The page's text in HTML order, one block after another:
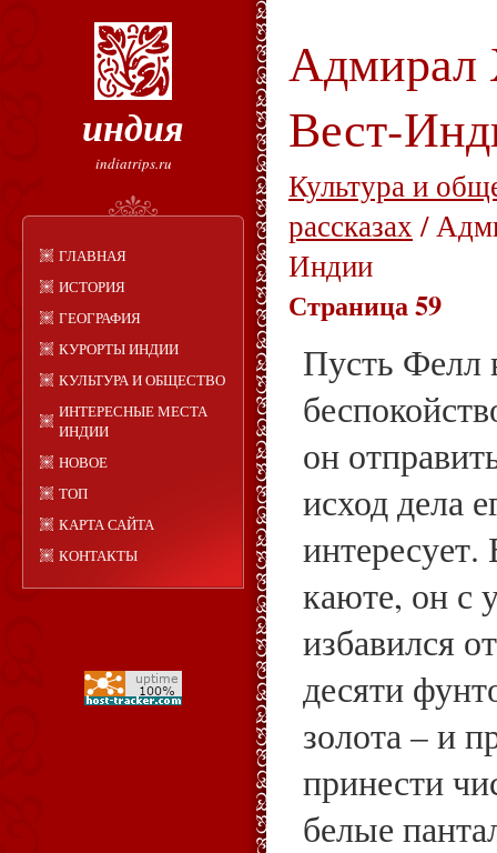
индия
indiatrips.ru
ГЛАВНАЯ
ИСТОРИЯ
ГЕОГРАФИЯ
КУРОРТЫ ИНДИИ
КУЛЬТУРА И ОБЩЕСТВО
ИНТЕРЕСНЫЕ МЕСТА
ИНДИИ
НОВОЕ
ТОП
КАРТА САЙТА
КОНТАКТЫ
Адмирал
Вест-
Культура и
рассказах/
Индии
Страница 59
Пусть Фелл
он
исход дела
каюте, он с
избавился
десяти
золота – и
принести
белые